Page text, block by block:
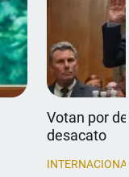
Votan por
desacato